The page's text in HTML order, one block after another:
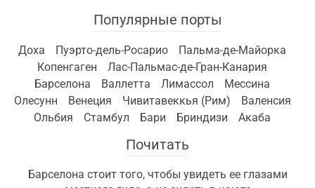
Популярные порты
Доха Пуэрто-дель-Росарио
Пальма-де-Майорка
Копенгаген
Лас-Пальмас-де-Гран-Канария
Барселона
Валлетта Лимассол
Мессина
Олесунн
Венеция Чивитавеккья (Рим)
Валенсия
Ольбия
Стамбул Бари Бриндизи Акаба
Почитать
Барселона стоит того, чтобы увидеть ее глазами